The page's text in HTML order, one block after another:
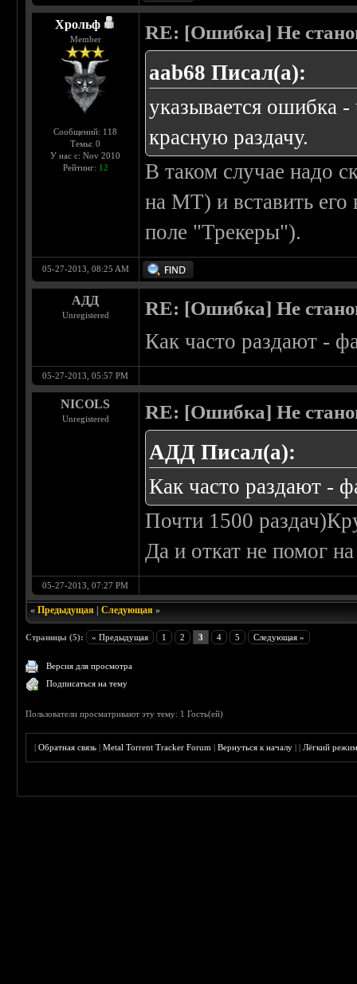
Хрольф
Member
Сообщений: 118
Темы: 0
У нас с: Nov 2010
Рейтинг: 12
RE: [Ошибка] Не
aab68 Писал(а):
указывается ошибка
красную раздачу.
В таком случае надо
на MT) и вставить
поле "Трекеры").
05-27-2013, 08:25 AM
АДД
Unregistered RE: [Ошибка] Не
Как часто раздают -
05-27-2013, 05:57 PM
NICOLS
Unregistered RE: [Ошибка] Не
АДД Писал(а):
Как часто раздают -
Почти 1500
Да и откат не помог
05-27-2013, 07:27 PM
«Предыдущая |Следующая »
Страницы (5): « Предыдущая 1 2 3 4 5 Следующая »
Версия для просмотра
Подписаться на тему
Пользователи просматривают эту тему: 1 Гость(ей)
|Обратная связь |Metal Torrent Tracker Forum |Вернуться к началу ||Лёгкий